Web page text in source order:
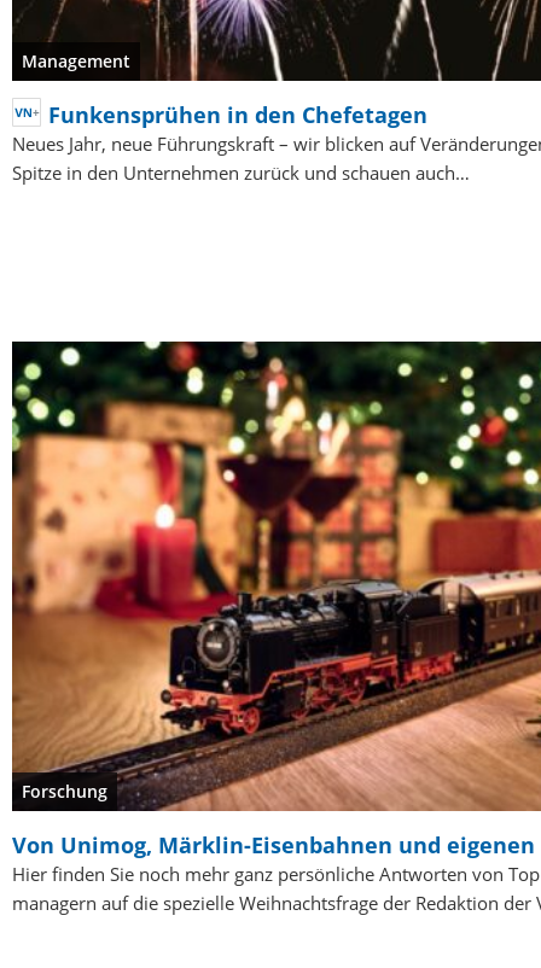
Management
Funkensprühen in den Chefetagen
Neues Jahr, neue Führungskraft – wir blicken auf
Spitze in den Unternehmen zurück und schauen auch…
Forschung
Von Unimog, Märklin-Eisenbahnen und
Hier finden Sie noch mehr ganz persönliche Antworten von
managern auf die spezielle Weihnachtsfrage der Redaktion der